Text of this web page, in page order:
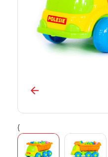
{